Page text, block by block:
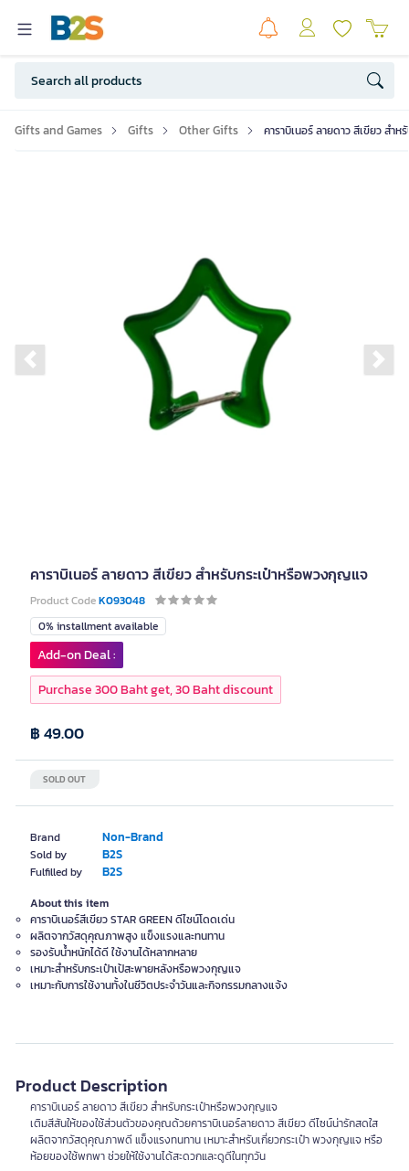
Gifts and Games Gifts Other Gifts คาราบิเนอร์ ลายดาว สีเขียว สำ
Previous slide
คาราบิเนอร์ ลายดาว สีเขียว สำหรับกระเป๋าหรือพวงกุญแจ
Product CodeK093048
Brand Non-Brand
Sold by B2S
Fulfilled by B2S
0% installment available
SOLD OUT
฿ 49.00
Add-on Deal :
Purchase 300 Baht get, 30 Baht discount
About this item
คาราบิเนอร์สีเขียว STAR GREEN ดีไซน์โดดเด่น
ผลิตจากวัสดุคุณภาพสูง แข็งแรงและทนทาน
รองรับน้ำหนักได้ดี ใช้งานได้หลากหลาย
เหมาะสำหรับกระเป๋าเป้สะพายหลังหรือพวงกุญแจ
เหมาะกับการใช้งานทั้งในชีวิตประจำวันและกิจกรรมกลางแจ้ง
Product Description
คาราบิเนอร์ ลายดาว สีเขียว สำหรับกระเป๋าหรือพวงกุญแจ
เติมสีสันให้ของใช้ส่วนตัวของคุณด้วยคาราบิเนอร์ลายดาว สีเขียว ดีไซน์น่ารักสดใส
ผลิตจากวัสดุคุณภาพดี แข็งแรงทนทาน เหมาะสำหรับเกี่ยวกระเป๋า พวงกุญแจ หรือ
ห้อยของใช้พกพา ช่วยให้ใช้งานได้สะดวกและดูดีในทุกวัน